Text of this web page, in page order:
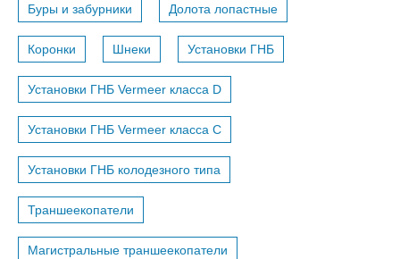
Буры и забурники Долота лопастные
Коронки Шнеки Установки ГНБ
Установки ГНБ Vermeer класса D
Установки ГНБ Vermeer класса С
Установки ГНБ колодезного типа
Траншеекопатели
Магистральные траншеекопатели